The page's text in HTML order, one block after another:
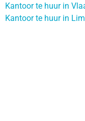
Kantoor te huur in
Kantoor te huur in